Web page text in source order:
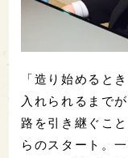
「造り始めると
入れられるまで
路を引き継ぐこ
らのスタート。